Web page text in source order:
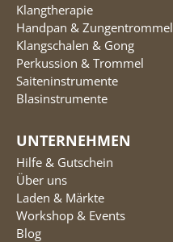
Klangtherapie
Handpan & Zungentrommel
Klangschalen & Gong
Perkussion & Trommel
Saiteninstrumente
Blasinstrumente
UNTERNEHMEN
Hilfe & Gutschein
Über uns
Laden & Märkte
Workshop & Events
Blog